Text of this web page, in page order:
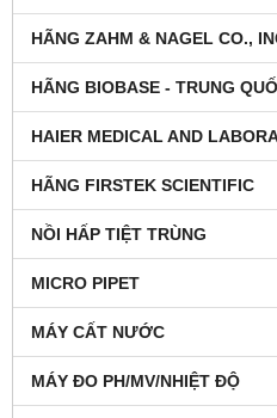
HÃNG ZAHM & NAGEL CO.,
HÃNG BIOBASE - TRUNG
HAIER MEDICAL AND
HÃNG FIRSTEK SCIENTIFIC
NỒI HẤP TIỆT TRÙNG
MICRO PIPET
MÁY CẤT NƯỚC
MÁY ĐO PH/MV/NHIỆT ĐỘ